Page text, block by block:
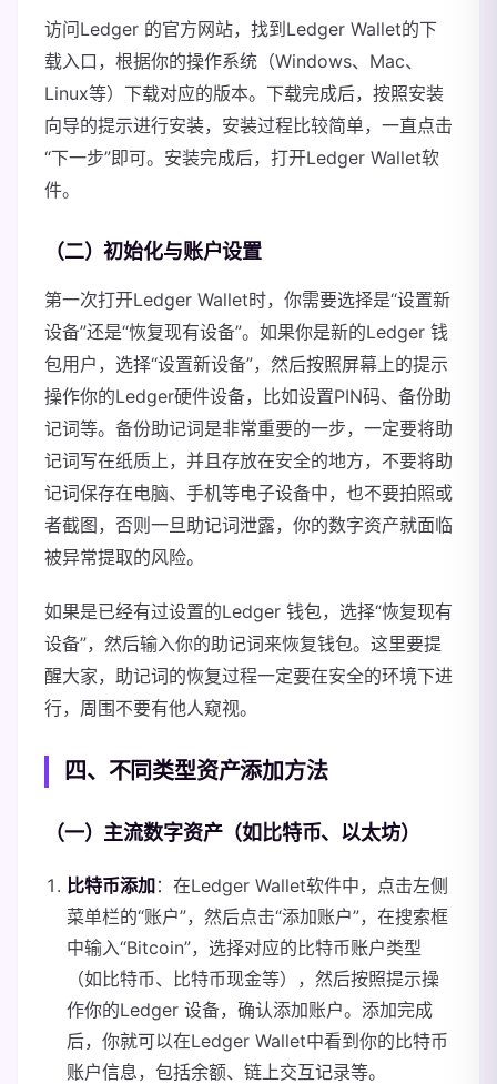
访问Ledger 的官方网站，找到Ledger Wallet的下
载入口，根据你的操作系统（Windows、Mac、
Linux等）下载对应的版本。下载完成后，按照安装
向导的提示进行安装，安装过程比较简单，一直点击
“下一步”即可。安装完成后，打开Ledger Wallet软
件。
（二）初始化与账户设置
第一次打开Ledger Wallet时，你需要选择是“设置新
设备”还是“恢复现有设备”。如果你是新的Ledger 钱
包用户，选择“设置新设备”，然后按照屏幕上的提示
操作你的Ledger硬件设备，比如设置PIN码、备份助
记词等。备份助记词是非常重要的一步，一定要将助
记词写在纸质上，并且存放在安全的地方，不要将助
记词保存在电脑、手机等电子设备中，也不要拍照或
者截图，否则一旦助记词泄露，你的数字资产就面临
被异常提取的风险。
如果是已经有过设置的Ledger 钱包，选择“恢复现有
设备”，然后输入你的助记词来恢复钱包。这里要提
醒大家，助记词的恢复过程一定要在安全的环境下进
行，周围不要有他人窥视。
四、不同类型资产添加方法
（一）主流数字资产（如比特币、以太坊）
比特币添加 ：在Ledger Wallet软件中，点击左侧
菜单栏的“账户”，然后点击“添加账户”，在搜索框
中输入“Bitcoin”，选择对应的比特币账户类型
（如比特币、比特币现金等），然后按照提示操
作你的Ledger 设备，确认添加账户。添加完成
后，你就可以在Ledger Wallet中看到你的比特币
账户信息，包括余额、链上交互记录等。